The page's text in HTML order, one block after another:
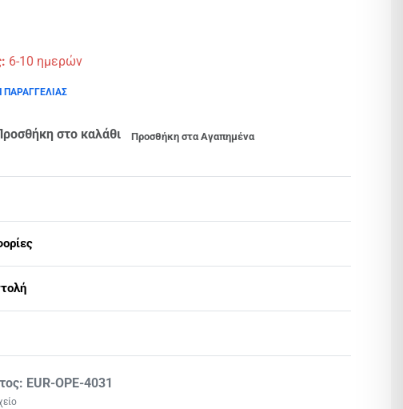
6-10 ημερών
ΠΑΡΑΓΓΕΛΙΑΣ
στο καλάθι Προσθήκη στα Αγαπημένα
EUR-OPE-4031